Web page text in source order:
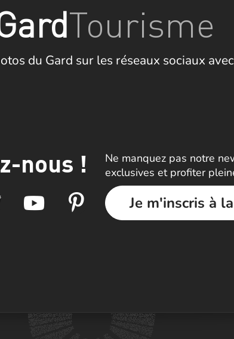
Tourisme
du Gard sur les réseaux sociaux
nous !
Ne manquez pas notre
exclusives et profiter
Je m'inscris à